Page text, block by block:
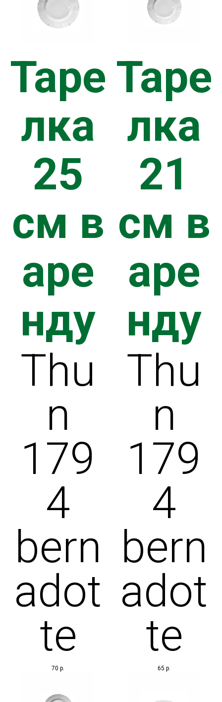
Таре
лка
25
см в
аре
нду
Thu
n
179
4
bern
adot
te
70 р.
Таре
лка
21
см в
аре
нду
Thu
n
179
4
bern
adot
te
65 р.